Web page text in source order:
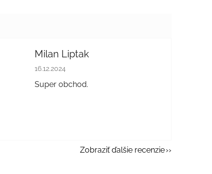
Milan Liptak
Hodnotenie obchodu je 5 z 5 hviezdičiek.
16.12.2024
Super obchod.
Zobraziť ďalšie recenzie